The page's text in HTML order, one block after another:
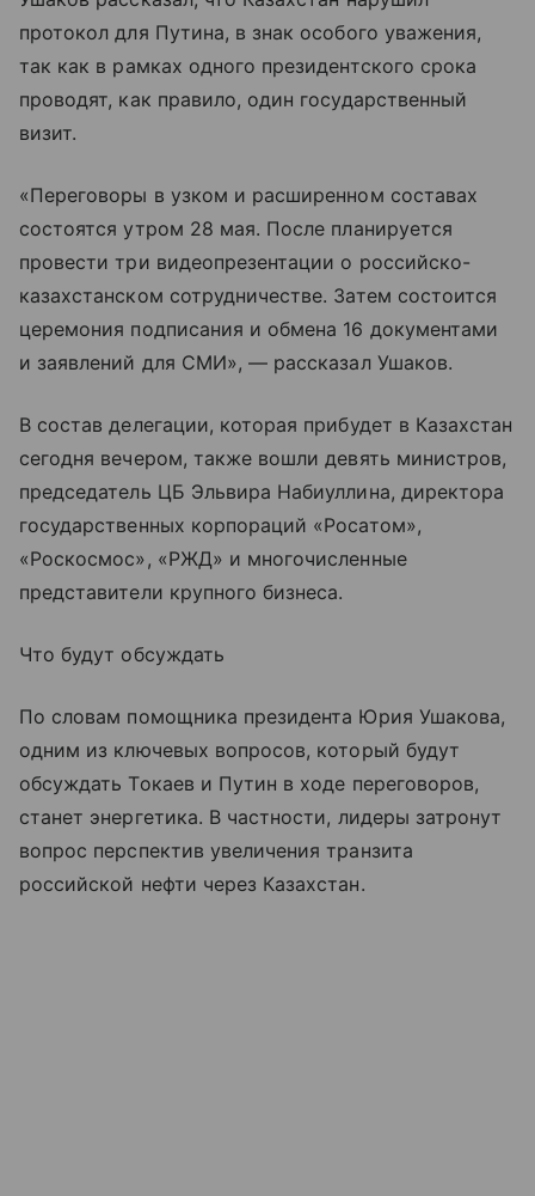
протокол для Путина, в знак особого уважения,
так как в рамках одного президентского срока
проводят, как правило, один государственный
визит.
«Переговоры в узком и расширенном составах
состоятся утром 28 мая. После планируется
провести три видеопрезентации о российско-
казахстанском сотрудничестве. Затем состоится
церемония подписания и обмена 16 документами
и заявлений для СМИ», — рассказал Ушаков.
В состав делегации, которая прибудет в Казахстан
сегодня вечером, также вошли девять министров,
председатель ЦБ Эльвира Набиуллина, директора
государственных корпораций «Росатом»,
«Роскосмос», «РЖД» и многочисленные
представители крупного бизнеса.
Что будут обсуждать
По словам помощника президента Юрия Ушакова,
одним из ключевых вопросов, который будут
обсуждать Токаев и Путин в ходе переговоров,
станет энергетика. В частности, лидеры затронут
вопрос перспектив увеличения транзита
российской нефти через Казахстан.